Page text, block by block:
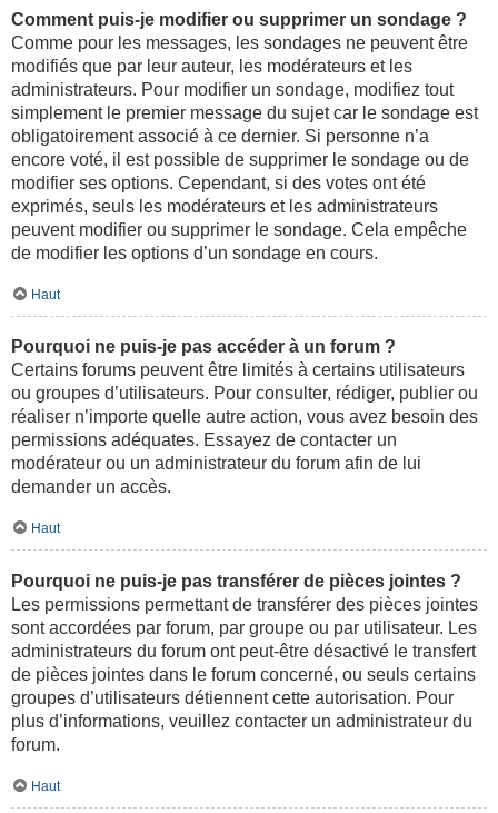
Comment puis-je modifier ou supprimer un sondage ?
Comme pour les messages, les sondages ne peuvent être
modifiés que par leur auteur, les modérateurs et les
administrateurs. Pour modifier un sondage, modifiez tout
simplement le premier message du sujet car le sondage est
obligatoirement associé à ce dernier. Si personne n’a
encore voté, il est possible de supprimer le sondage ou de
modifier ses options. Cependant, si des votes ont été
exprimés, seuls les modérateurs et les administrateurs
peuvent modifier ou supprimer le sondage. Cela empêche
de modifier les options d’un sondage en cours.
Haut
Pourquoi ne puis-je pas accéder à un forum ?
Certains forums peuvent être limités à certains utilisateurs
ou groupes d’utilisateurs. Pour consulter, rédiger, publier ou
réaliser n’importe quelle autre action, vous avez besoin des
permissions adéquates. Essayez de contacter un
modérateur ou un administrateur du forum afin de lui
demander un accès.
Haut
Pourquoi ne puis-je pas transférer de pièces jointes ?
Les permissions permettant de transférer des pièces jointes
sont accordées par forum, par groupe ou par utilisateur. Les
administrateurs du forum ont peut-être désactivé le transfert
de pièces jointes dans le forum concerné, ou seuls certains
groupes d’utilisateurs détiennent cette autorisation. Pour
plus d’informations, veuillez contacter un administrateur du
forum.
Haut